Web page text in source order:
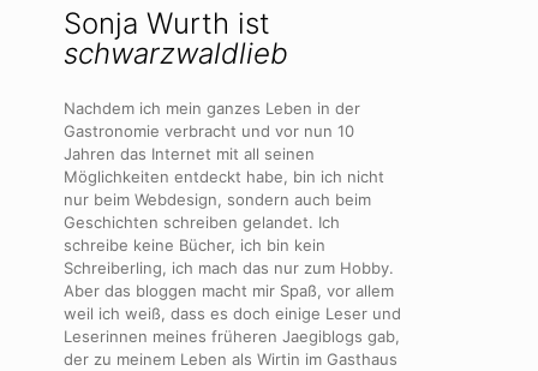
Sonja Wurth ist
schwarzwaldlieb
Nachdem ich mein ganzes Leben in der
Gastronomie verbracht und vor nun 10
Jahren das Internet mit all seinen
Möglichkeiten entdeckt habe, bin ich nicht
nur beim Webdesign, sondern auch beim
Geschichten schreiben gelandet. Ich
schreibe keine Bücher, ich bin kein
Schreiberling, ich mach das nur zum Hobby.
Aber das bloggen macht mir Spaß, vor allem
weil ich weiß, dass es doch einige Leser und
Leserinnen meines früheren Jaegiblogs gab,
der zu meinem Leben als Wirtin im Gasthaus